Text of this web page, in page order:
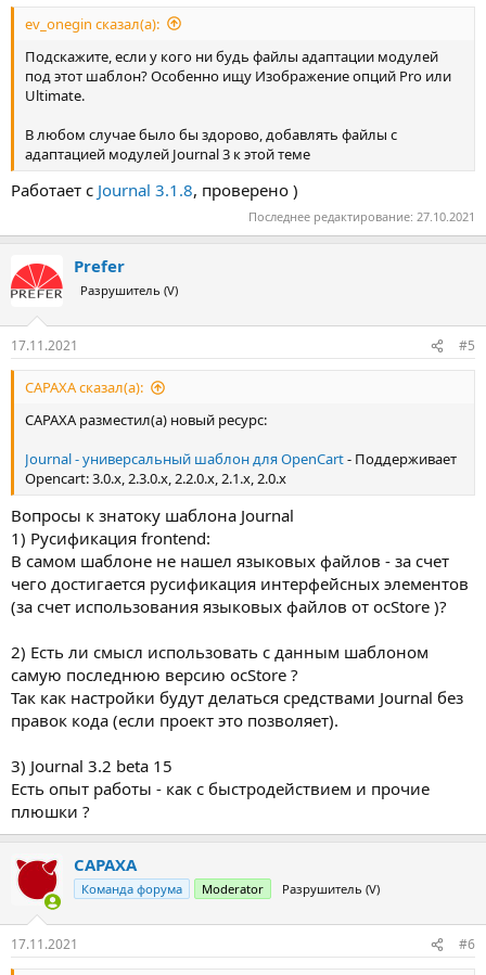
ev_onegin сказал(а):
Подскажите, если у кого ни будь файлы адаптации модулей
под этот шаблон? Особенно ищу Изображение опций Pro или
Ultimate.
В любом случае было бы здорово, добавлять файлы с
адаптацией модулей Journal 3 к этой теме
Работает с Journal 3.1.8, проверено )
Последнее редактирование: 27.10.2021
Prefer
Разрушитель (V)
17.11.2021 #5
CAPAXA сказал(а):
CAPAXA разместил(а) новый ресурс:
Journal - универсальный шаблон для OpenCart- Поддерживает
Opencart: 3.0.x, 2.3.0.x, 2.2.0.x, 2.1.x, 2.0.x
Вопросы к знатоку шаблона Journal
1) Русификация frontend:
В самом шаблоне не нашел языковых файлов - за счет
чего достигается русификация интерфейсных элементов
(за счет использования языковых файлов от ocStore )?
2) Есть ли смысл использовать с данным шаблоном
самую последнюю версию ocStore ?
Так как настройки будут делаться средствами Journal без
правок кода (если проект это позволяет).
3) Journal 3.2 beta 15
Есть опыт работы - как с быстродействием и прочие
плюшки ?
CAPAXA
Команда форума Moderator Разрушитель (V)
17.11.2021 #6